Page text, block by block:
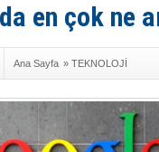
en çok ne
Ana Sayfa » TEKNOLOJİ